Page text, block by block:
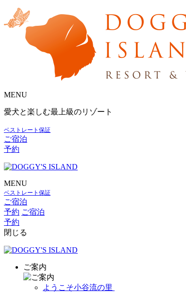
MENU
愛犬と楽しむ最上級のリゾート
ベストレート保証
ご宿泊
予約
MENU
ベストレート保証
ご宿泊
予約 ご宿泊
予約
閉じる
ご案内
ようこそ小谷流の里